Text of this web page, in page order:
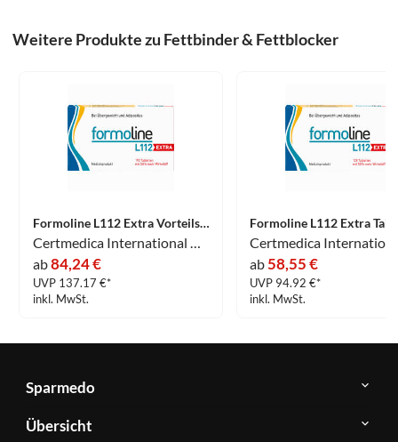
Weitere Produkte zu Fettbinder & Fettblocker
Formoline L112 Extra Vorteilspackung Tabletten 192 Stück
Certmedica International GmbH
ab84,24 €
UVP 137.17 €*
inkl. MwSt.
ab58,55 €
UVP 94.92 €*
inkl. MwSt.
Sparmedo
Über
Sparmedo
Übersicht